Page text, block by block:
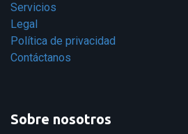
Servicios
Legal
Política de privacidad
Contáctanos
Sobre nosotros